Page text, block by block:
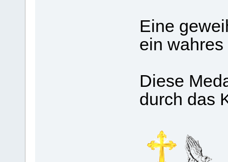
Eine
ein
Diese
durch das